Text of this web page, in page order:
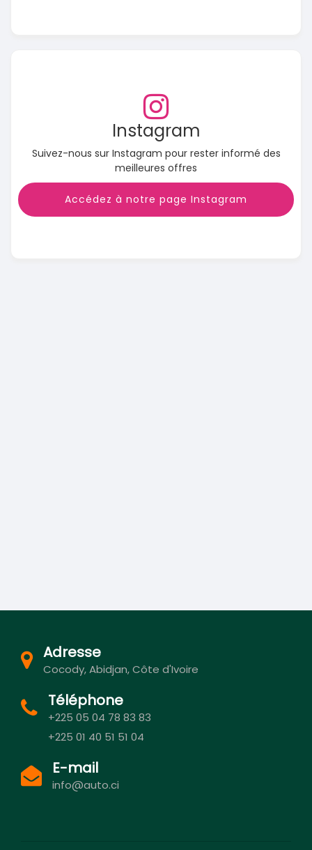
Instagram
Suivez-nous sur Instagram pour rester informé des
meilleures offres
Accédez à notre page Instagram
Adresse
Cocody, Abidjan, Côte d'Ivoire
Téléphone
+225 05 04 78 83 83
+225 01 40 51 51 04
E-mail
info@auto.ci